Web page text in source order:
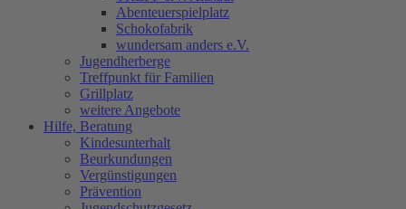
Abenteuerspielplatz
Schokofabrik
wundersam anders e.V.
Jugendherberge
Treffpunkt für Familien
Grillplatz
weitere Angebote
Hilfe, Beratung
Kindesunterhalt
Beurkundungen
Vergünstigungen
Prävention